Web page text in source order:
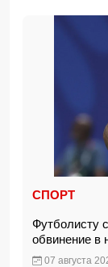
СПОРТ
Футболисту
обвинение в
07 августа